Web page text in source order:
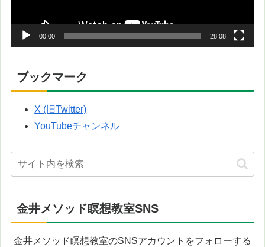
00:00 28:08
ブックマーク
X (旧Twitter)
YouTubeチャンネル
金井メソッド瞑想教室SNS
金井メソッド瞑想教室のSNSアカウントをフォローする